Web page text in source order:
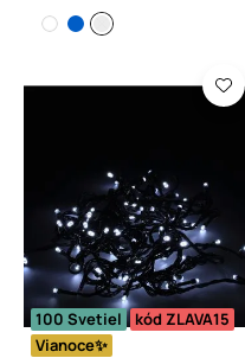
100 Svetiel
kód ZLAVA15
Vianoce✨